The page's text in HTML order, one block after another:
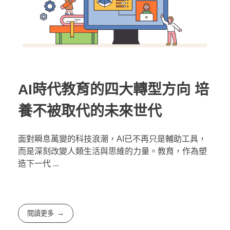
AI時代教育的四大轉型方向 培
養不被取代的未來世代
面對瞬息萬變的科技浪潮，AI已不再只是輔助工具，
而是深刻改變人類生活與思維的力量。教育，作為塑
造下一代 ...
閱讀更多